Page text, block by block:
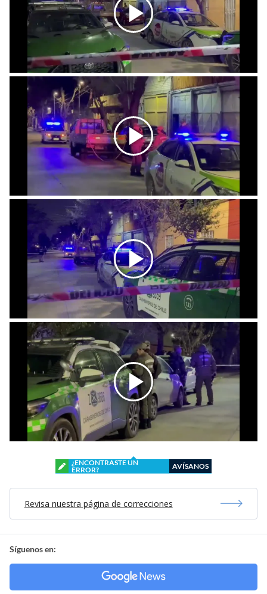
¿ENCONTRASTE UN
ERROR?
AVÍSANOS
Revisa nuestra página de correcciones
Síguenos en: